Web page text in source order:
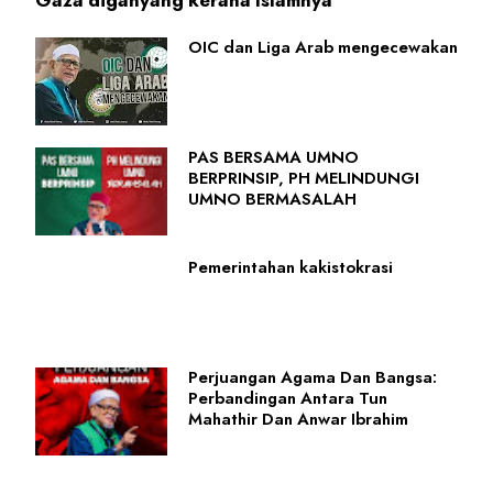
OIC dan Liga Arab mengecewakan
PAS BERSAMA UMNO
BERPRINSIP, PH MELINDUNGI
UMNO BERMASALAH
Pemerintahan kakistokrasi
Perjuangan Agama Dan Bangsa:
Perbandingan Antara Tun
Mahathir Dan Anwar Ibrahim